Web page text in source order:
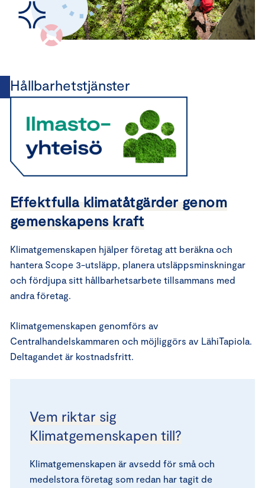
Hållbarhetstjänster
Effektfulla klimatåtgärder genom
gemenskapens kraft
Klimatgemenskapen hjälper företag att beräkna och
hantera Scope 3-utsläpp, planera utsläppsminskningar
och fördjupa sitt hållbarhetsarbete tillsammans med
andra företag.
Klimatgemenskapen genomförs av
Centralhandelskammaren och möjliggörs av LähiTapiola.
Deltagandet är kostnadsfritt.
Vem riktar sig
Klimatgemenskapen till?
Klimatgemenskapen är avsedd för små och
medelstora företag som redan har tagit de